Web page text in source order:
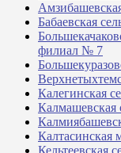
Бабаевская
филиал № 7
Калегинская
Калмашевская
Калтасинская